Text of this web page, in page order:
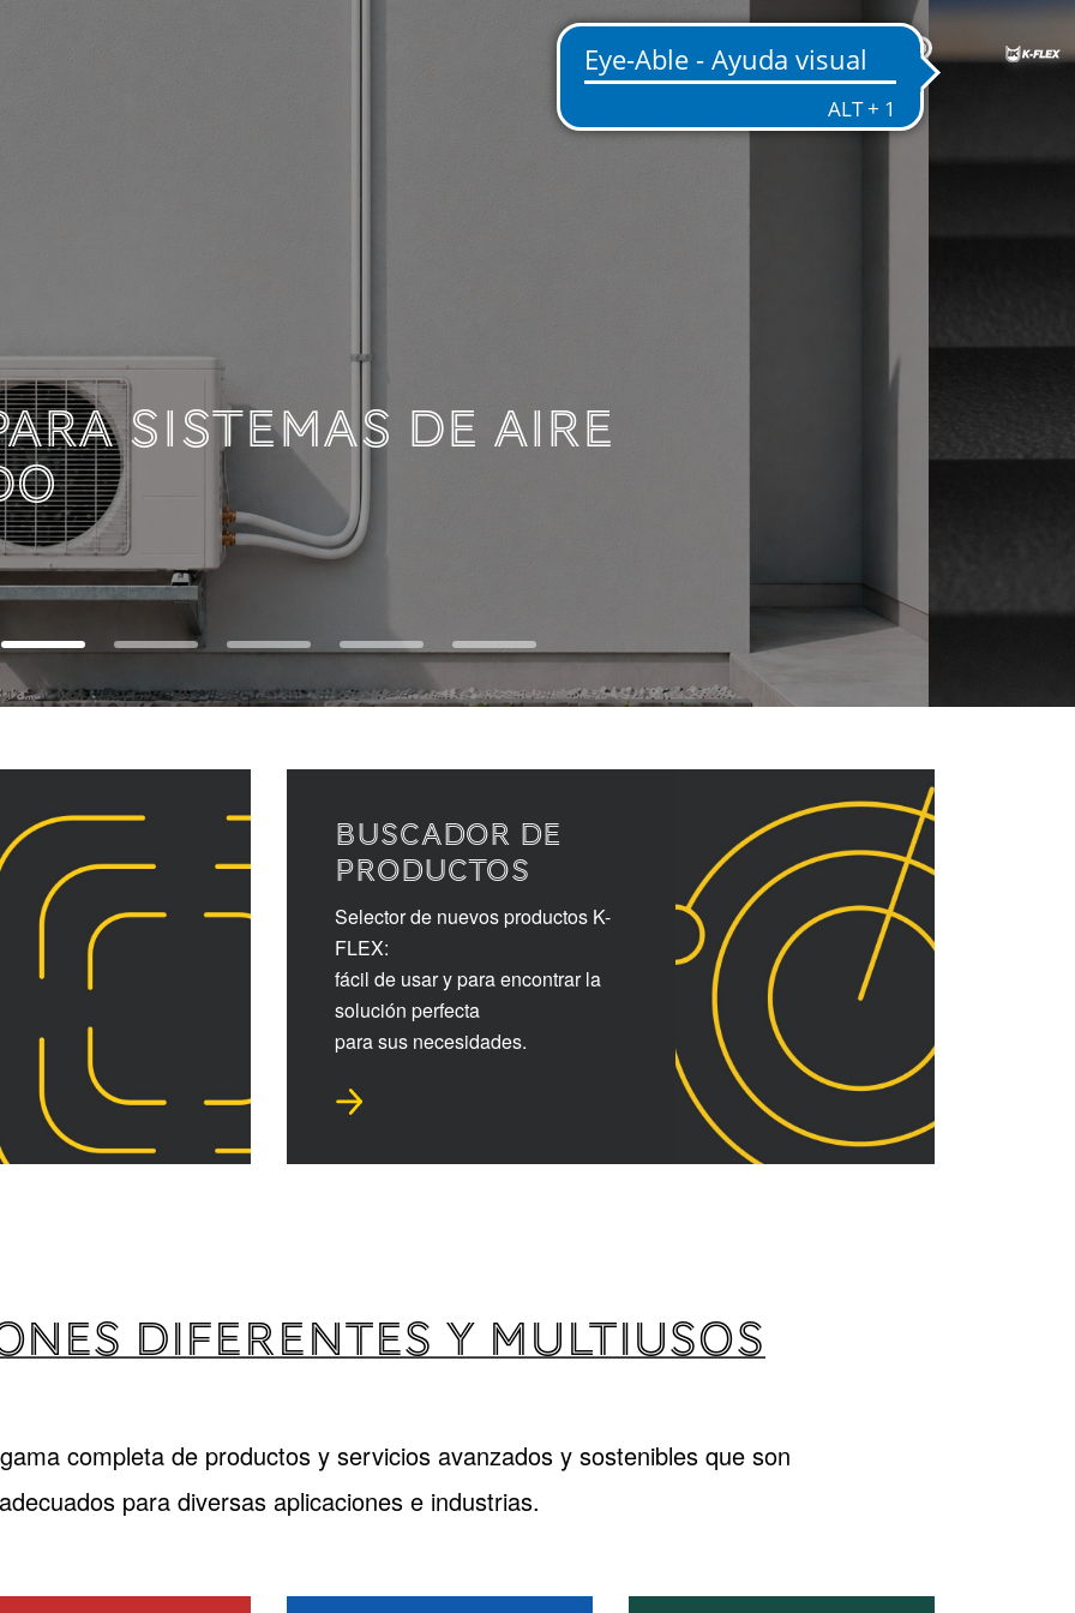
ES
TÉCNICA
BUSCADOR DE
PRODUCTOS
Selector de nuevos productos K-
FLEX:
fácil de usar y para encontrar la
solución perfecta
para sus necesidades.
DIFERENTES Y MULTIUSOS
completa de productos y servicios avanzados y sostenibles que son
para diversas aplicaciones e industrias.